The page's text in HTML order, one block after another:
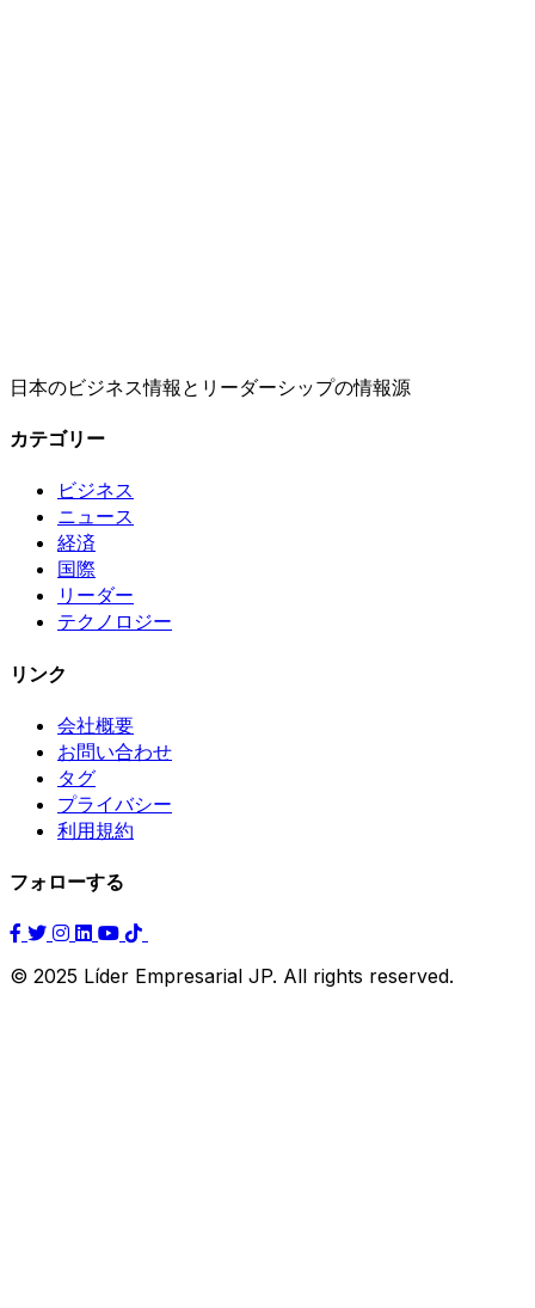
日本のビジネス情報とリーダーシップの情報源
カテゴリー
ビジネス
ニュース
経済
国際
リーダー
テクノロジー
リンク
会社概要
お問い合わせ
タグ
プライバシー
利用規約
フォローする
© 2025 Líder Empresarial JP. All rights reserved.